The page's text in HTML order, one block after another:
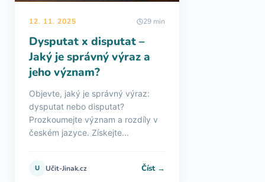
12. 11. 2025 29 min
Dysputat x disputat –
Jaký je správný výraz a
jeho význam?
Objevte, jaký je správný výraz:
dysputat nebo disputat?
Prozkoumejte význam a rozdíly v
českém jazyce. Získejte...
U Učit-Jinak.cz Číst →